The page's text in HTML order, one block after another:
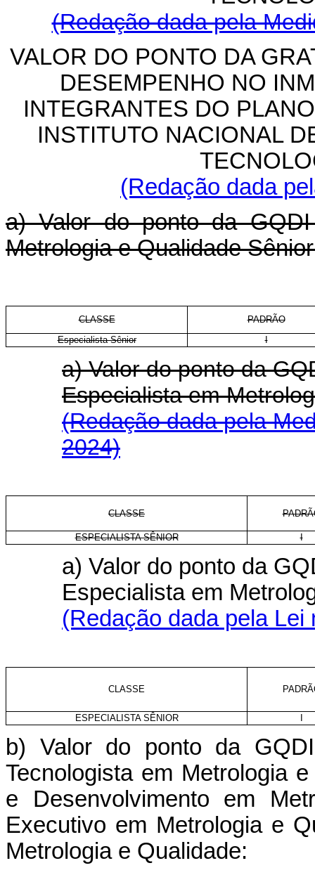
(Redação dada pela
VALOR DO PONTO DA
DESEMPENHO NO
INTEGRANTES DO
INSTITUTO NACIONAL
(Redação dada
a) Valor do ponto da
Metrologia e Qualidade
CLASSE
PADRÃO
Especialista Sênior
I
a) Valor do ponto da
Especialista em
(Redação dada pela
2024)
CLASSE
ESPECIALISTA SÊNIOR I
a) Valor do ponto da
Especialista em
(Redação dada pela Lei
CLASSE
ESPECIALISTA SÊNIOR
b) Valor do ponto da
Tecnologista em Metrologia
e Desenvolvimento em
Executivo em Metrologia e
Metrologia e Qualidade: